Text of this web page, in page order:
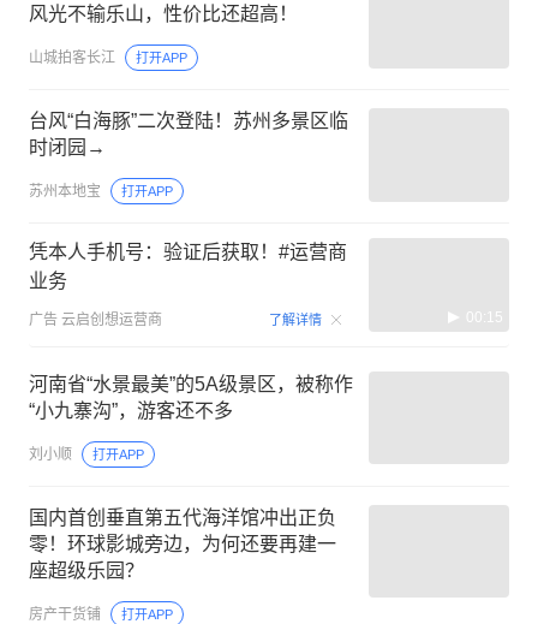
风光不输乐山，性价比还超高！
山城拍客长江 打开APP
台风“白海豚”二次登陆！苏州多景区临
时闭园→
苏州本地宝 打开APP
凭本人手机号：验证后获取！#运营商
业务
广告 云启创想运营商 了解详情 00:15
河南省“水景最美”的5A级景区，被称作
“小九寨沟”，游客还不多
刘小顺 打开APP
国内首创垂直第五代海洋馆冲出正负
零！环球影城旁边，为何还要再建一
座超级乐园？
房产干货铺 打开APP